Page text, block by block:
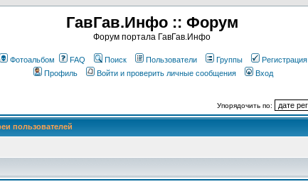
ГавГав.Инфо :: Форум
Форум портала ГавГав.Инфо
Фотоальбом FAQ Поиск Пользователи Группы
Регистрация
Профиль
Войти и проверить личные сообщения Вход
Упорядочить по:
пользователей